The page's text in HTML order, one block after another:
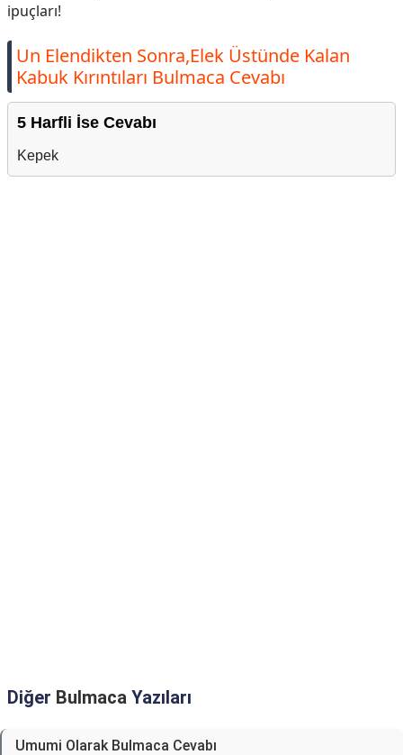
ipuçları!
Un Elendikten Sonra,Elek Üstünde Kalan
Kabuk Kırıntıları Bulmaca Cevabı
5 Harfli İse Cevabı
Kepek
Diğer Bulmaca Yazıları
Umumi Olarak Bulmaca Cevabı